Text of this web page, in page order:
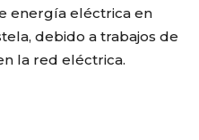
energía eléctrica en
debido a trabajos de
la red eléctrica.